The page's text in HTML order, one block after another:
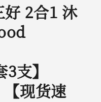
好 2合1 沐
支】
【现货速